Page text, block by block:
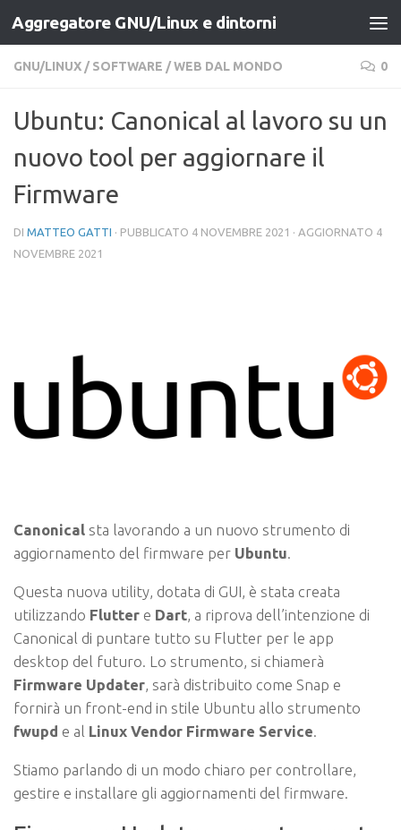
Salta al contenuto
Aggregatore GNU/Linux e dintorni
GNU/LINUX / SOFTWARE /WEB DAL MONDO 0
Ubuntu: Canonical al lavoro su un
nuovo tool per aggiornare il
Firmware
DI MATTEO GATTI · PUBBLICATO 4 NOVEMBRE 2021 · AGGIORNATO 4
NOVEMBRE 2021
Canonical sta lavorando a un nuovo strumento di
aggiornamento del firmware per Ubuntu.
Questa nuova utility, dotata di GUI, è stata creata
utilizzando Flutter e Dart, a riprova dell’intenzione di
Canonical di puntare tutto su Flutter per le app
desktop del futuro. Lo strumento, si chiamerà
Firmware Updater, sarà distribuito come Snap e
fornirà un front-end in stile Ubuntu allo strumento
fwupd e al Linux Vendor Firmware Service.
Stiamo parlando di un modo chiaro per controllare,
gestire e installare gli aggiornamenti del firmware.